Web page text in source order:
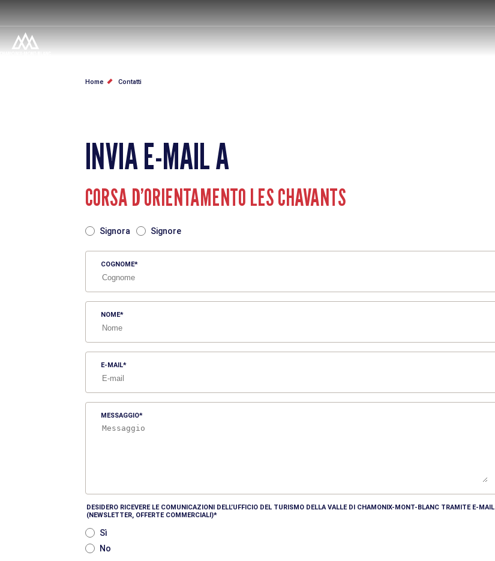
contenuto
principale
BRICIOLE
PANE
Home Contatti
INVIA E-MAIL A
CORSA D’ORIENTAMENTO LES CHAVANTS
Signora Signore
COGNOME
NOME
E-MAIL
MESSAGGIO
DESIDERO RICEVERE LE COMUNICAZIONI DELL’UFFICIO DEL TURISMO DELLA VALLE DI CHAMONIX-MONT-BLANC TRAMITE E-MAIL
(NEWSLETTER, OFFERTE COMMERCIALI)
Sì
No